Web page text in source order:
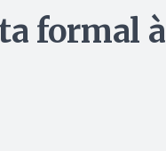
formal à